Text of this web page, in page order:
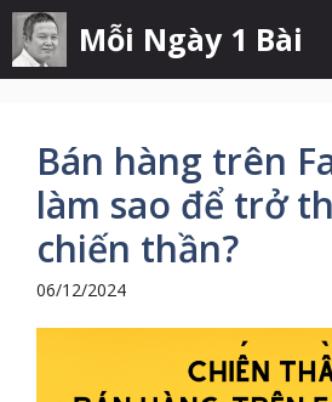
Chuyển
đến
nội
Mỗi Ngày 1 Bài
Bán hàng trên
làm sao để trở
chiến thần?
06/12/2024